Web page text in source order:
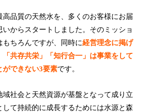
高品質の天然水を、多くのお客様にお届
いからスタートしました。そのミッショ
もちろんですが、同時に経営理念に掲げ
「共存共栄」「知行合一」は事業をして
ができない3要素です。
域社会と天然資源が基盤となって成り立
して持続的に成長するためには水源と森